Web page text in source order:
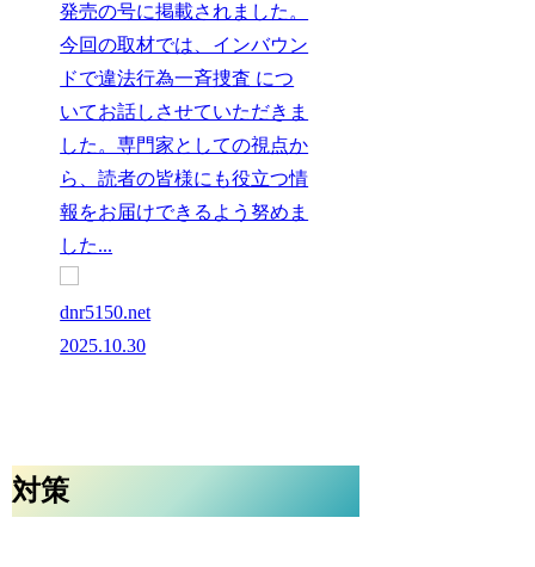
発売の号に掲載されました。
今回の取材では、インバウン
ドで違法行為一斉捜査 につ
いてお話しさせていただきま
した。専門家としての視点か
ら、読者の皆様にも役立つ情
報をお届けできるよう努めま
した...
dnr5150.net
2025.10.30
対策